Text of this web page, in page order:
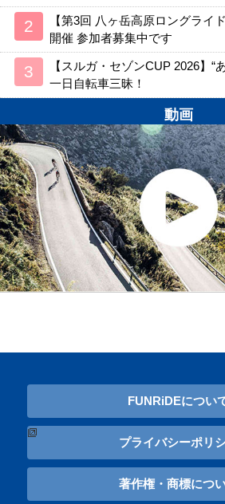
【第3回 八ヶ岳高原ロングライ
開催 参加者募集中です
【スルガ・セゾンCUP 2026】“
一日自転車三昧！
動画
FUNRiDEについ
プライバシーポリ
著作権・商標につ